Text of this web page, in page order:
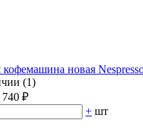
кофемашина новая
(1)
740 ₽
+ шт